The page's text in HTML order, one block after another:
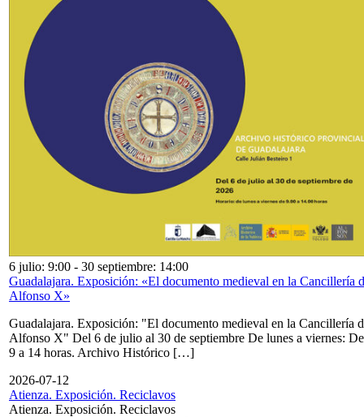
6 julio: 9:00 - 30 septiembre: 14:00
Guadalajara. Exposición: «El documento medieval en la Cancillería
Alfonso X»
Guadalajara. Exposición: "El documento medieval en la Cancillería
Alfonso X" Del 6 de julio al 30 de septiembre De lunes a viernes: De
9 a 14 horas. Archivo Histórico […]
2026-07-12
Atienza. Exposición. Reciclavos
Atienza. Exposición. Reciclavos